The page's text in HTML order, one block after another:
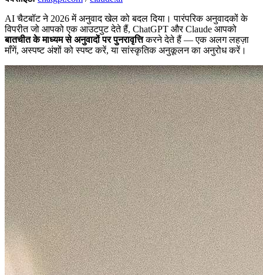
AI चैटबॉट ने 2026 में अनुवाद खेल को बदल दिया। पारंपरिक अनुवादकों के
विपरीत जो आपको एक आउटपुट देते हैं, ChatGPT और Claude आपको
बातचीत के माध्यम से अनुवादों पर पुनरावृत्तिकरने देते हैं — एक अलग लहज़ा
माँगें, अस्पष्ट अंशों को स्पष्ट करें, या सांस्कृतिक अनुकूलन का अनुरोध करें।